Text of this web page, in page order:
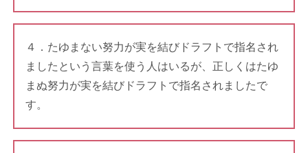
４．たゆまない努力が実を結びドラフトで指名され
ましたという言葉を使う人はいるが、正しくはたゆ
まぬ努力が実を結びドラフトで指名されましたで
す。